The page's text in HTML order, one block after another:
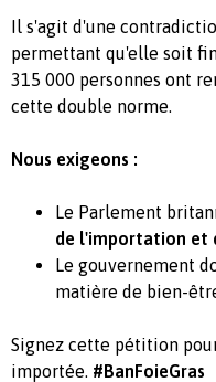
Il s'agit d'une
permettant qu'elle soit
315 000 personnes ont
cette double norme.
Nous exigeons :
Le Parlement
de l'importation et
Le gouvernement
matière de bien-
Signez cette pétition
importée. #BanFoieGras